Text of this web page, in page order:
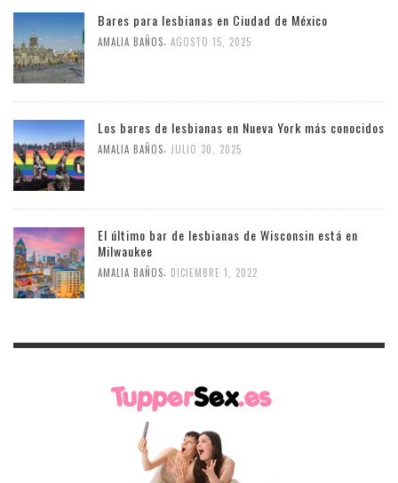
Bares para lesbianas en Ciudad de México
AMALIA BAÑOS AGOSTO 15, 2025
Los bares de lesbianas en Nueva York más conocidos
AMALIA BAÑOS JULIO 30, 2025
El último bar de lesbianas de Wisconsin está en
Milwaukee
AMALIA BAÑOS DICIEMBRE 1, 2022